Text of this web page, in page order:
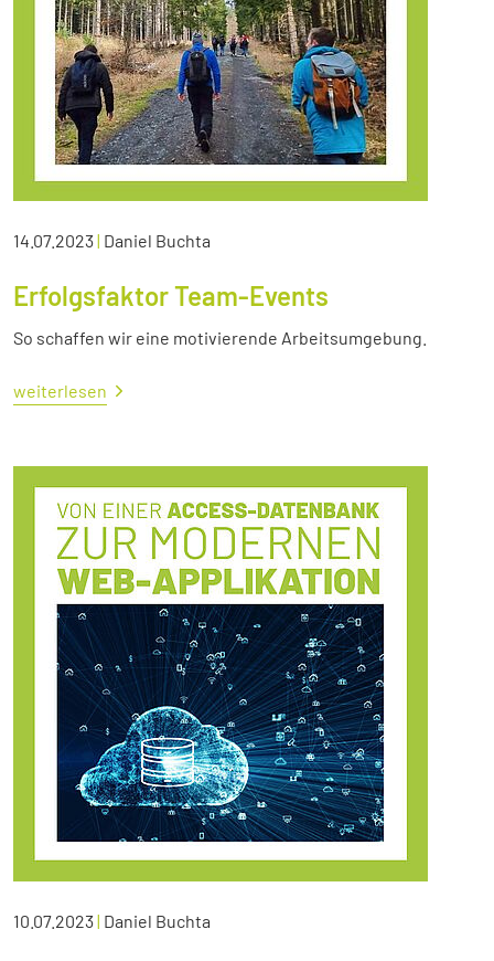
14.07.2023| Daniel Buchta
Erfolgsfaktor Team-Events
So schaffen wir eine motivierende Arbeitsumgebung.
weiterlesen
10.07.2023| Daniel Buchta